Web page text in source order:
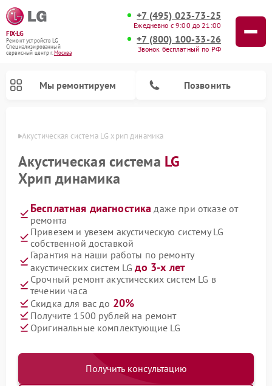
FIX-LG
Ремонт устройств LG
Специализированный
cервисный центр г.Москва
+7 (495) 023-73-25
Ежедневно с 9:00 до 21:00
+7 (800) 100-33-26
Звонок бесплатный по РФ
Мы ремонтируем Позвонить
Акустическая система LG хрип динамика
Акустическая система LG
Хрип динамика
Бесплатная диагностика даже при отказе от
ремонта
Привезем и увезем акустическую систему LG
собственной доставкой
Гарантия на наши работы по ремонту
акустических систем LGдо 3-х лет
Срочный ремонт акустических систем LG в
течении часа
Скидка для вас до 20%
Получите 1500 рублей на ремонт
Оригинальные комплектующие LG
Получить консультацию